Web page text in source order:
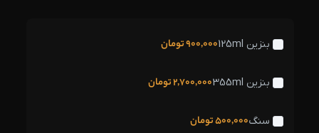
900,000تومان بنزین 125ml
2,700,000تومان بنزین 355ml
500,000تومان سنگ